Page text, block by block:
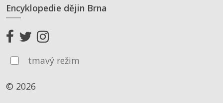
Encyklopedie dějin Brna
tmavý režim
© 2026